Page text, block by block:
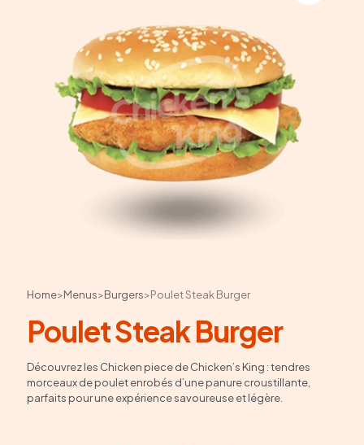
Home>Menus>Burgers>Poulet Steak Burger
Poulet Steak Burger
Découvrez les Chicken piece de Chicken’s King : tendres
morceaux de poulet enrobés d’une panure croustillante,
parfaits pour une expérience savoureuse et légère.